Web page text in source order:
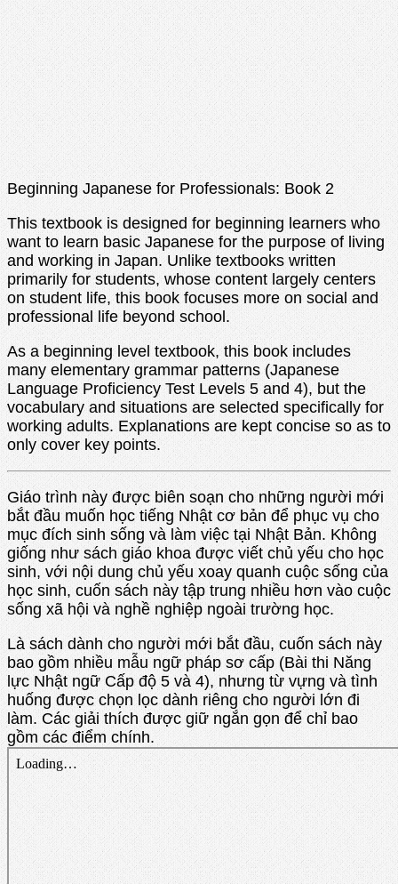
Beginning Japanese for Professionals: Book 2
This textbook is designed for beginning learners who
want to learn basic Japanese for the purpose of living
and working in Japan. Unlike textbooks written
primarily for students, whose content largely centers
on student life, this book focuses more on social and
professional life beyond school.
As a beginning level textbook, this book includes
many elementary grammar patterns (Japanese
Language Proficiency Test Levels 5 and 4), but the
vocabulary and situations are selected specifically for
working adults. Explanations are kept concise so as to
only cover key points.
Giáo trình này được biên soạn cho những người mới
bắt đầu muốn học tiếng Nhật cơ bản để phục vụ cho
mục đích sinh sống và làm việc tại Nhật Bản. Không
giống như sách giáo khoa được viết chủ yếu cho học
sinh, với nội dung chủ yếu xoay quanh cuộc sống của
học sinh, cuốn sách này tập trung nhiều hơn vào cuộc
sống xã hội và nghề nghiệp ngoài trường học.
Là sách dành cho người mới bắt đầu, cuốn sách này
bao gồm nhiều mẫu ngữ pháp sơ cấp (Bài thi Năng
lực Nhật ngữ Cấp độ 5 và 4), nhưng từ vựng và tình
huống được chọn lọc dành riêng cho người lớn đi
làm. Các giải thích được giữ ngắn gọn để chỉ bao
gồm các điểm chính.